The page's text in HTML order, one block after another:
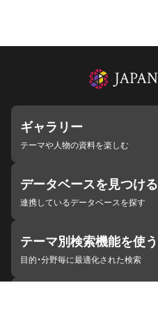
ギャラリー
テーマや人物の資料を楽しむ
データベースを見つける
連携しているデータベースを探す
テーマ別検索機能を使う
目的・分野毎に最適化された検索